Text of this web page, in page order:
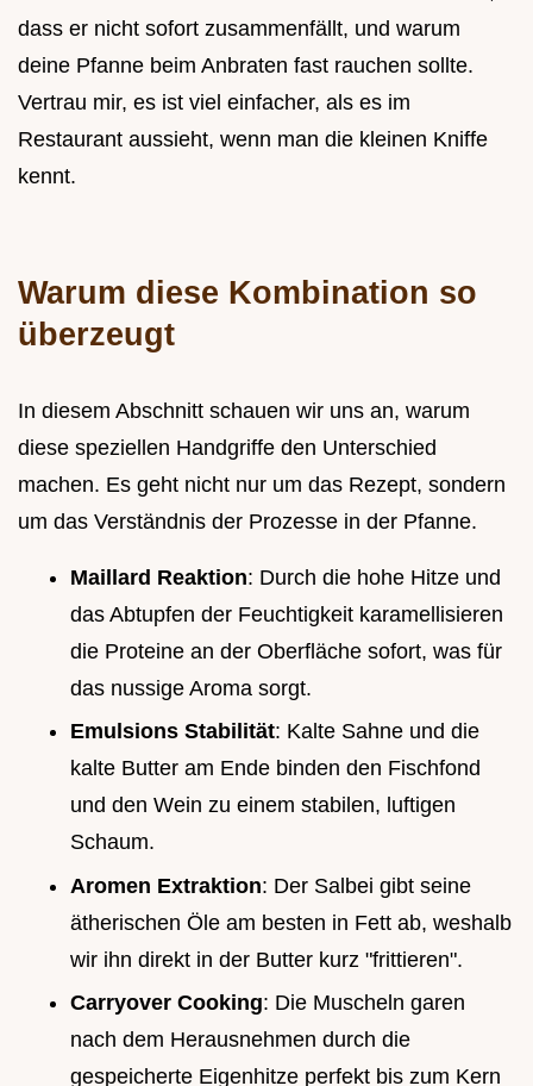
dass er nicht sofort zusammenfällt, und warum
deine Pfanne beim Anbraten fast rauchen sollte.
Vertrau mir, es ist viel einfacher, als es im
Restaurant aussieht, wenn man die kleinen Kniffe
kennt.
Warum diese Kombination so
überzeugt
In diesem Abschnitt schauen wir uns an, warum
diese speziellen Handgriffe den Unterschied
machen. Es geht nicht nur um das Rezept, sondern
um das Verständnis der Prozesse in der Pfanne.
Maillard Reaktion: Durch die hohe Hitze und
das Abtupfen der Feuchtigkeit karamellisieren
die Proteine an der Oberfläche sofort, was für
das nussige Aroma sorgt.
Emulsions Stabilität: Kalte Sahne und die
kalte Butter am Ende binden den Fischfond
und den Wein zu einem stabilen, luftigen
Schaum.
Aromen Extraktion: Der Salbei gibt seine
ätherischen Öle am besten in Fett ab, weshalb
wir ihn direkt in der Butter kurz "frittieren".
Carryover Cooking: Die Muscheln garen
nach dem Herausnehmen durch die
gespeicherte Eigenhitze perfekt bis zum Kern